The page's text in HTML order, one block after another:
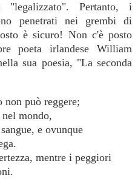
"legalizzato". Pertanto, i
penetrati nei grembi di
è sicuro! Non c'è posto
poeta irlandese William
sua poesia, "La seconda
può reggere;
nel mondo,
e ovunque
mentre i peggiori